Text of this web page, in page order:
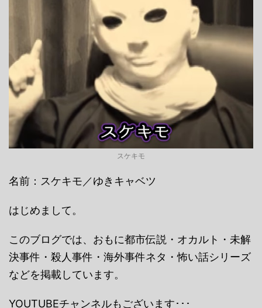
スケキモ
名前：スケキモ／ゆきキャベツ
はじめまして。
このブログでは、おもに都市伝説・オカルト・未解
決事件・殺人事件・海外事件ネタ・怖い話シリーズ
などを掲載しています。
YOUTUBEチャンネルもございます･･･